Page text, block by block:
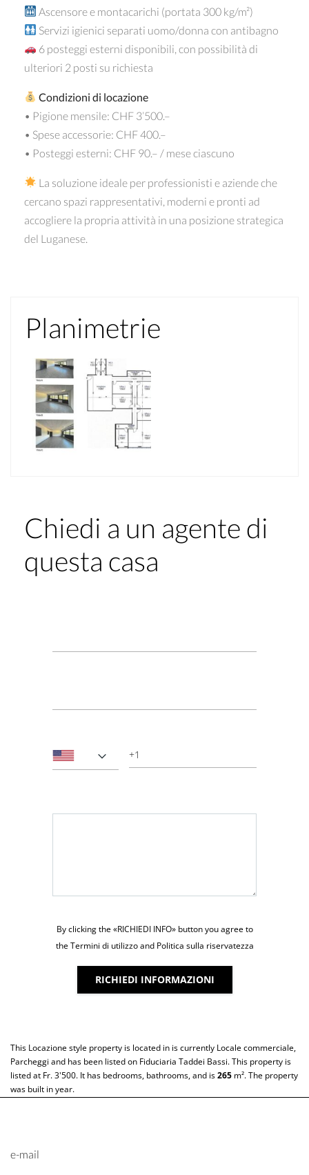
Ascensore e montacarichi (portata 300 kg/m²)
Servizi igienici separati uomo/donna con antibagno
6 posteggi esterni disponibili, con possibilità di
ulteriori 2 posti su richiesta
Condizioni di locazione
• Pigione mensile: CHF 3’500.–
• Spese accessorie: CHF 400.–
• Posteggi esterni: CHF 90.– / mese ciascuno
La soluzione ideale per professionisti e aziende che
cercano spazi rappresentativi, moderni e pronti ad
accogliere la propria attività in una posizione strategica
del Luganese.
Planimetrie
Chiedi a un agente di
questa casa
By clicking the «RICHIEDI INFO» button you agree to
the Termini di utilizzo and Politica sulla riservatezza
RICHIEDI INFORMAZIONI
This Locazionestyle property is located in is currently Locale commerciale,
Parcheggi and has been listed on Fiduciaria Taddei Bassi. This property is
listed at Fr. 3'500. It has bedrooms, bathrooms, and is265 m². The property
was built in year.
e-mail